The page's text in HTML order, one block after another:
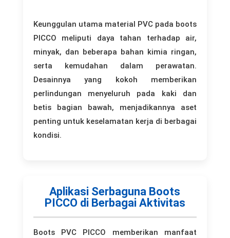
Keunggulan utama material PVC pada boots
PICCO meliputi daya tahan terhadap air,
minyak, dan beberapa bahan kimia ringan,
serta kemudahan dalam perawatan.
Desainnya yang kokoh memberikan
perlindungan menyeluruh pada kaki dan
betis bagian bawah, menjadikannya aset
penting untuk keselamatan kerja di berbagai
kondisi.
Aplikasi Serbaguna Boots
PICCO di Berbagai Aktivitas
Boots PVC PICCO memberikan manfaat